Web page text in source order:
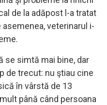
de la adăpost l-a tratat
veterinarul i-
se simtă mai bine, dar
de trecut: nu ştiau cine
în vârstă de 13
până când persoana